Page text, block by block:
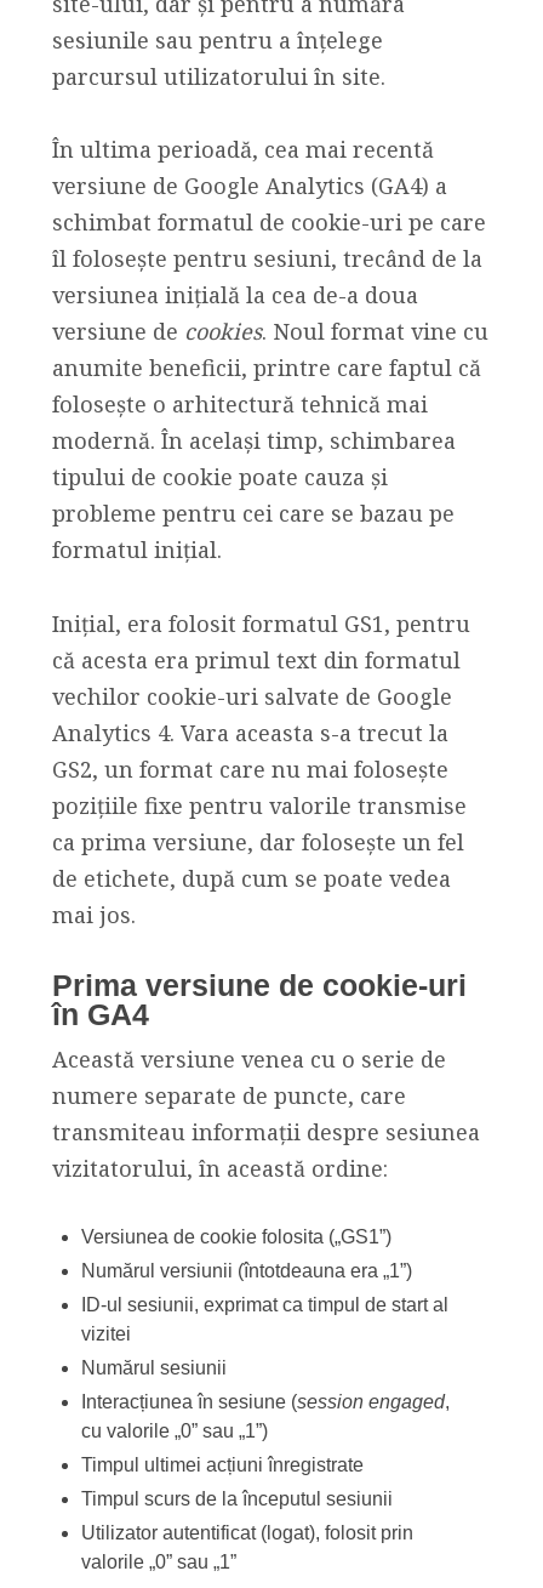
sesiunile sau pentru a înțelege
parcursul utilizatorului în site.
În ultima perioadă, cea mai recentă
versiune de Google Analytics (GA4) a
schimbat formatul de cookie-uri pe care
îl folosește pentru sesiuni, trecând de la
versiunea inițială la cea de-a doua
versiune de cookies. Noul format vine cu
anumite beneficii, printre care faptul că
folosește o arhitectură tehnică mai
modernă. În același timp, schimbarea
tipului de cookie poate cauza și
probleme pentru cei care se bazau pe
formatul inițial.
Inițial, era folosit formatul GS1, pentru
că acesta era primul text din formatul
vechilor cookie-uri salvate de Google
Analytics 4. Vara aceasta s-a trecut la
GS2, un format care nu mai folosește
pozițiile fixe pentru valorile transmise
ca prima versiune, dar folosește un fel
de etichete, după cum se poate vedea
mai jos.
Prima versiune de cookie-uri
în GA4
Această versiune venea cu o serie de
numere separate de puncte, care
transmiteau informații despre sesiunea
vizitatorului, în această ordine:
Versiunea de cookie folosita („GS1”)
Numărul versiunii (întotdeauna era „1”)
ID-ul sesiunii, exprimat ca timpul de start al
vizitei
Numărul sesiunii
Interacțiunea în sesiune (session engaged,
cu valorile „0” sau „1”)
Timpul ultimei acțiuni înregistrate
Timpul scurs de la începutul sesiunii
Utilizator autentificat (logat), folosit prin
valorile „0” sau „1”